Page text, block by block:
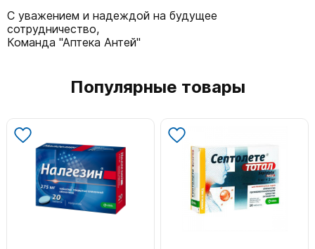
С уважением и надеждой на будущее
сотрудничество,
Команда "Аптека Антей"
Популярные товары